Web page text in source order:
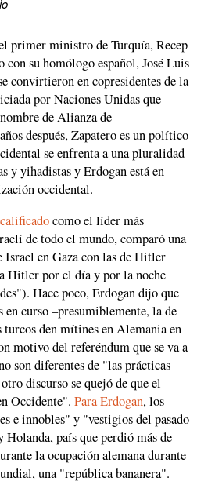
primer ministro de Turquía, Recep
su homólogo español, José Luis
convirtieron en copresidentes de la
por Naciones Unidas que
de Alianza de
después, Zapatero es un político
se enfrenta a una pluralidad
y yihadistas y Erdogan está en
occidental.
calificadocomo el líder más
de todo el mundo, comparó una
Israel en Gaza con las de Hitler
Hitler por el día y por la noche
Hace poco, Erdogan dijo que
en curso –presumiblemente, la de
den mítines en Alemania en
motivo del referéndum que se va a
son diferentes de "las prácticas
discurso se quejó de que el
Occidente". Para Erdogan, los
e innobles" y "vestigios del pasado
país que perdió más de
la ocupación alemana durante
una "república bananera".